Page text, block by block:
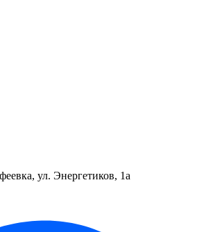
ул. Энергетиков, 1а